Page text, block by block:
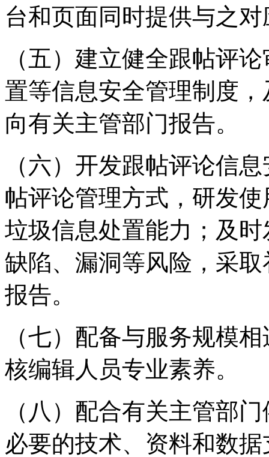
台和页面同时提供与之
（五）建立健全跟帖评
置等信息安全管理制度
向有关主管部门报告。
（六）开发跟帖评论信
帖评论管理方式，研发
垃圾信息处置能力；及
缺陷、漏洞等风险，采
报告。
（七）配备与服务规模
核编辑人员专业素养。
（八）配合有关主管部
必要的技术、资料和数